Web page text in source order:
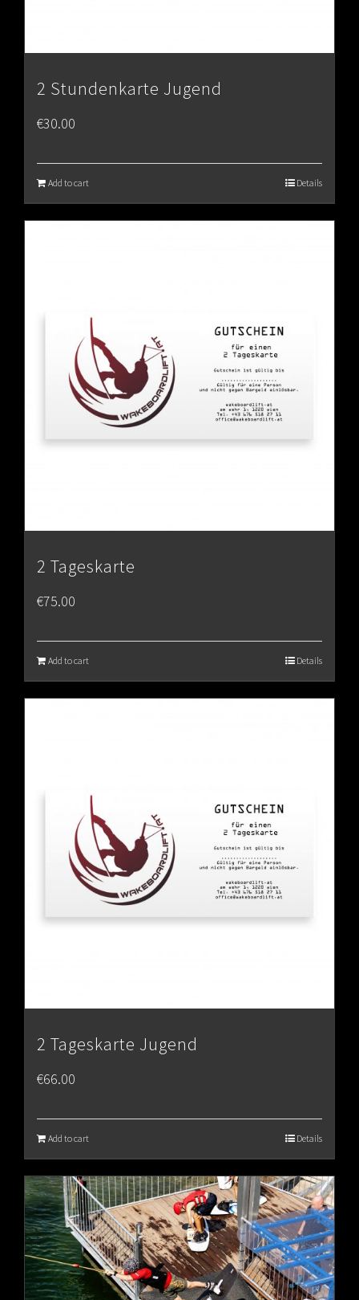
2 Stundenkarte Jugend
€30.00
Add to cart Details
2 Tageskarte
€75.00
Add to cart Details
2 Tageskarte Jugend
€66.00
Add to cart Details